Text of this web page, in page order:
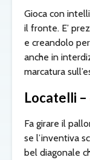
Gioca con
il fronte. E’
e creandolo
anche in
marcatura
Locatelli –
Fa girare il
se l’inventiva
bel diagonale